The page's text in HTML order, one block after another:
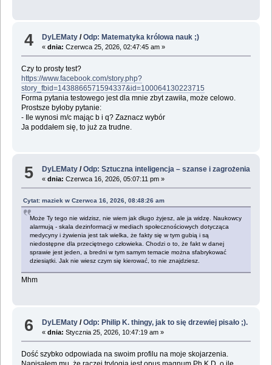
4 DyLEMaty /Odp: Matematyka królowa nauk ;)
«dnia: Czerwca 25, 2026, 02:47:45 am »
Czy to prosty test?
https://www.facebook.com/story.php?
story_fbid=1438866571594337&id=100064130223715
Forma pytania testowego jest dla mnie zbyt zawiła, może celowo.
Prostsze byłoby pytanie:
- Ile wynosi m/c mając b i q? Zaznacz wybór
Ja poddałem się, to już za trudne.
5 DyLEMaty /Odp: Sztuczna inteligencja – szanse i zagrożenia
«dnia: Czerwca 16, 2026, 05:07:11 pm »
Cytat: maziek w Czerwca 16, 2026, 08:48:26 am
Może Ty tego nie widzisz, nie wiem jak długo żyjesz, ale ja widzę. Naukowcy
alarmują - skala dezinformacji w mediach społecznościowych dotycząca
medycyny i żywienia jest tak wielka, że fakty się w tym gubią i są
niedostępne dla przeciętnego człowieka. Chodzi o to, że fakt w danej
sprawie jest jeden, a bredni w tym samym temacie można sfabrykować
dziesiątki. Jak nie wiesz czym się kierować, to nie znajdziesz.
Mhm
6 DyLEMaty /Odp: Philip K. thingy, jak to się drzewiej pisało ;).
«dnia: Stycznia 25, 2026, 10:47:19 am »
Dość szybko odpowiada na swoim profilu na moje skojarzenia.